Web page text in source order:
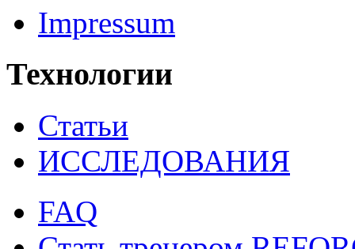
Impressum
Технологии
Статьи
ИССЛЕДОВАНИЯ
FAQ